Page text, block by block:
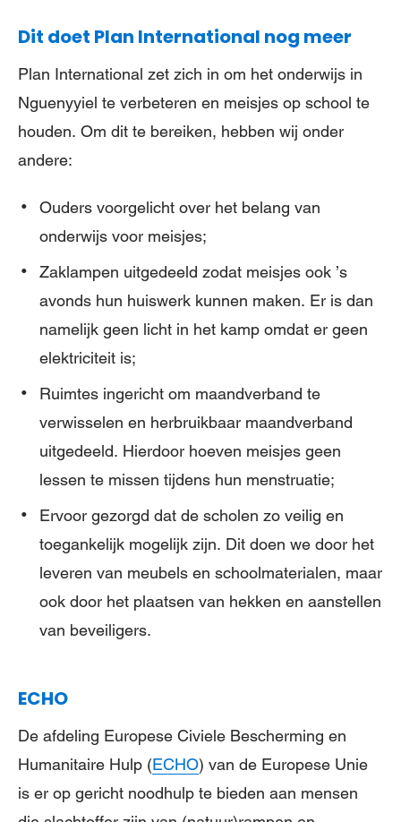
Dit doet Plan International nog meer
Plan International zet zich in om het onderwijs in
Nguenyyiel te verbeteren en meisjes op school te
houden. Om dit te bereiken, hebben wij onder
andere:
Ouders voorgelicht over het belang van
onderwijs voor meisjes;
Zaklampen uitgedeeld zodat meisjes ook ’s
avonds hun huiswerk kunnen maken. Er is dan
namelijk geen licht in het kamp omdat er geen
elektriciteit is;
Ruimtes ingericht om maandverband te
verwisselen en herbruikbaar maandverband
uitgedeeld. Hierdoor hoeven meisjes geen
lessen te missen tijdens hun menstruatie;
Ervoor gezorgd dat de scholen zo veilig en
toegankelijk mogelijk zijn. Dit doen we door het
leveren van meubels en schoolmaterialen, maar
ook door het plaatsen van hekken en aanstellen
van beveiligers.
ECHO
De afdeling Europese Civiele Bescherming en
Humanitaire Hulp (ECHO) van de Europese Unie
is er op gericht noodhulp te bieden aan mensen